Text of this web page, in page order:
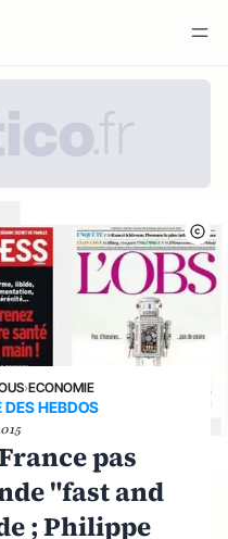
›ECONOMIE
DES HEBDOS
pas
"fast and
; Philippe